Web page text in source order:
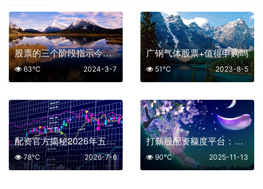
股票的三个阶段指示今天我为什么要加仓
2024-3-7
63℃
广钢气体股票+值得申购吗
2023-8-5
51℃
配资官方揭秘2026年五大安全配资平台
2026-7-6
78℃
打新股配资额度平台：馅饼还是陷阱？
2025-11-13
90℃